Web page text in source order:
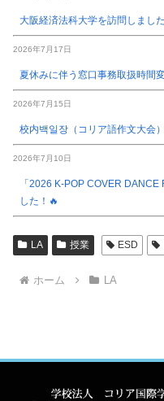
大阪経済法科大学を訪問しました
2026年7月17日
夏休みに伴う窓口事務取扱時間
2026年7月15日
校内백일장（コリア語作文大
2026年7月10日
「2026 K-POP COVER
した！🔥
LA 授業 ESD
ホーム LA